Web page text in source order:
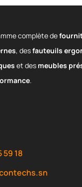
complète de
, desfauteuils
et des meubles
.
59 18